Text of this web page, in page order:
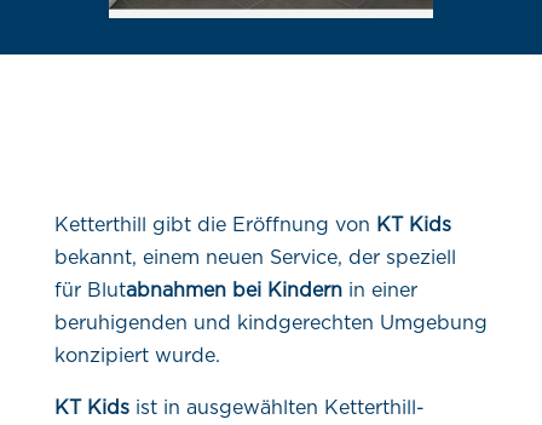
Ketterthill gibt die Eröffnung von KT Kids
bekannt, einem neuen Service, der speziell
für Blutabnahmen bei Kindernin einer
beruhigenden und kindgerechten Umgebung
konzipiert wurde.
KT Kidsist in ausgewählten Ketterthill-